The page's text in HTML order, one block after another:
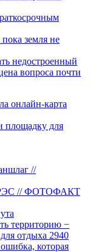
земля не
недостроенный
вопроса почти
онлайн-карта
площадку для
//
ГРЭС // ФОТОФАКТ
территорию −
отдыха 2940
которая